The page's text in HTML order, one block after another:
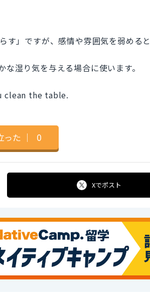
す」ですが、感情や雰囲気を弱める
湿り気を与える場合に使います。
clean the table.
った ｜ 0
Xでポスト